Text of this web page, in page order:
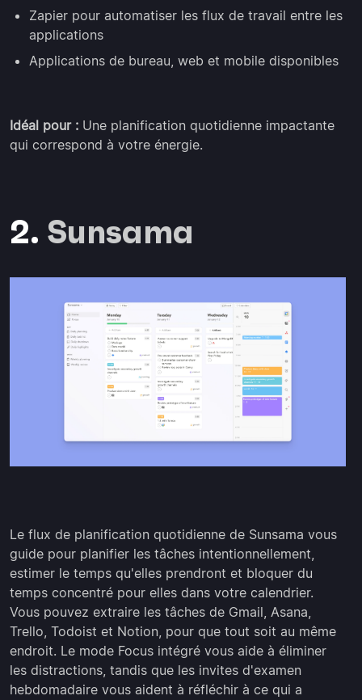
Zapier pour automatiser les flux de travail entre les
applications
Applications de bureau, web et mobile disponibles
Idéal pour : Une planification quotidienne impactante
qui correspond à votre énergie.
2. Sunsama
Le flux de planification quotidienne de Sunsama vous
guide pour planifier les tâches intentionnellement,
estimer le temps qu'elles prendront et bloquer du
temps concentré pour elles dans votre calendrier.
Vous pouvez extraire les tâches de Gmail, Asana,
Trello, Todoist et Notion, pour que tout soit au même
endroit. Le mode Focus intégré vous aide à éliminer
les distractions, tandis que les invites d'examen
hebdomadaire vous aident à réfléchir à ce qui a